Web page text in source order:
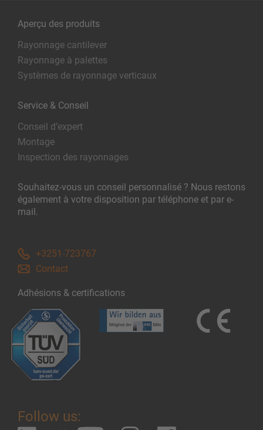
Aperçu des produits
Rayonnage cantilever
Rayonnage à palettes
Systèmes de rayonnage verticaux
Service & Conseil
Conseil d’expert
Montage
Inspection des rayonnages
Souhaitez-vous un conseil personnalisé ? Nous restons
également à votre disposition par téléphone et par e-
mail.
+3251-723767
Contact
Adhésions & certifications
Follow us: